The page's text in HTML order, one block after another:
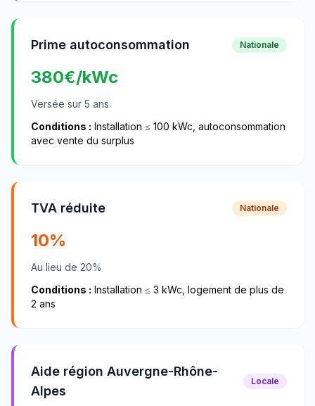
Prime autoconsommation Nationale
380€/kWc
Versée sur 5 ans
Conditions : Installation ≤ 100 kWc, autoconsommation
avec vente du surplus
TVA réduite Nationale
10%
Au lieu de 20%
Conditions : Installation ≤ 3 kWc, logement de plus de
2 ans
Aide région Auvergne-Rhône-
Alpes
Locale